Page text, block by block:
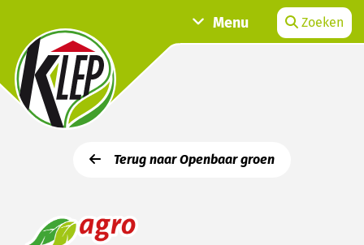
Menu Zoeken
Terug naar Openbaar groen